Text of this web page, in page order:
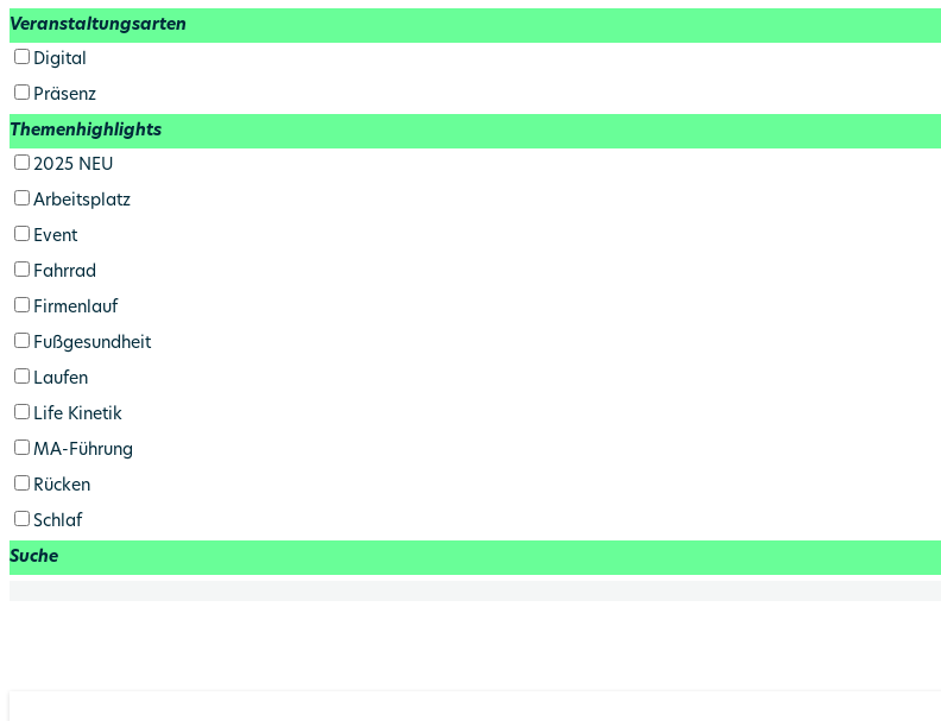
Veranstaltungsarten
Digital
Präsenz
Themenhighlights
2025 NEU
Arbeitsplatz
Event
Fahrrad
Firmenlauf
Fuß­gesundheit
Laufen
Life Kinetik
MA-Führung
Rücken
Schlaf
Suche